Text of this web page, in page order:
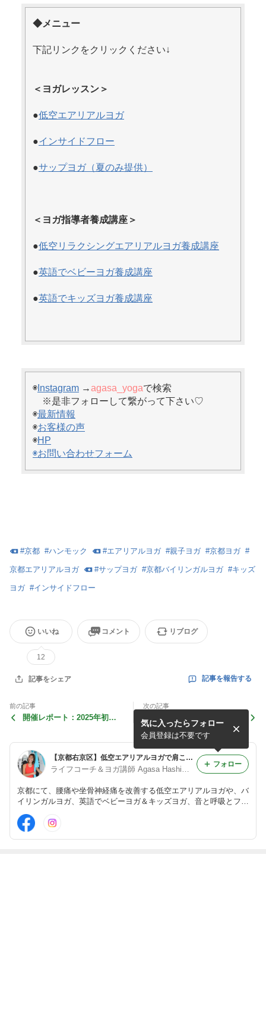
◆メニュー
下記リンクをクリックください↓
＜ヨガレッスン＞
●低空エアリアルヨガ
●インサイドフロー
●サップヨガ（夏のみ提供）
＜ヨガ指導者養成講座＞
●低空リラクシングエアリアルヨガ養成講座
●英語でベビーヨガ養成講座
●英語でキッズヨガ養成講座
◉ Instagram →agasa_yogaで検索
※是非フォローして繋がって下さい♡
◉最新情報
◉お客様の声
◉HP
◉お問い合わせフォーム
#京都 #ハンモック #エアリアルヨガ #親子ヨガ #京都ヨガ #
京都エアリアルヨガ #サップヨガ #京都バイリンガルヨガ #キッズ
ヨガ #インサイドフロー
いいね
12
コメント リブログ
記事をシェア 記事を報告する
前の記事
開催レポート：2025年初の
次の記事
開催レポート：冬休み企画！
親子で楽しむエアリアルヨガ
【京都右京区】低空エアリアルヨガで肩こり腰痛＆坐骨神経痛を改善！～ヨガ初心者＆体が硬い方でも無理なく出来る～
ライフコーチ＆ヨガ講師 Agasa Hashimoto（橋本亜賀紗）
京都にて、腰痛や坐骨神経痛を改善する低空エアリアルヨガや、バ
イリンガルヨガ、英語でベビーヨガ＆キッズヨガ、音と呼吸とフロ
を作るサップヨガを提供
気に入ったらフォロー
会員登録は不要です
フォロー